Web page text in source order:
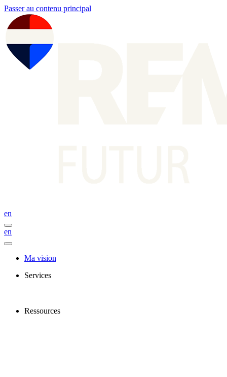
Passer au contenu principal
en
en
Ma vision
Services
Ressources